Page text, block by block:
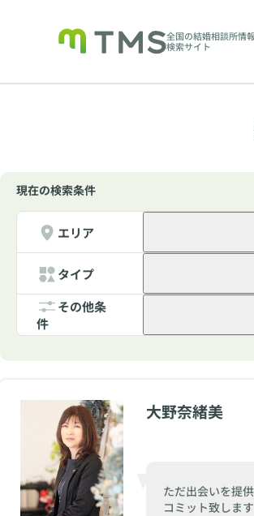
全国の結婚相談所情
検索サイト
現在の検索条件
エリア
タイプ
その他条
件
大野奈緒美
ただ出会いを提
コミット致します